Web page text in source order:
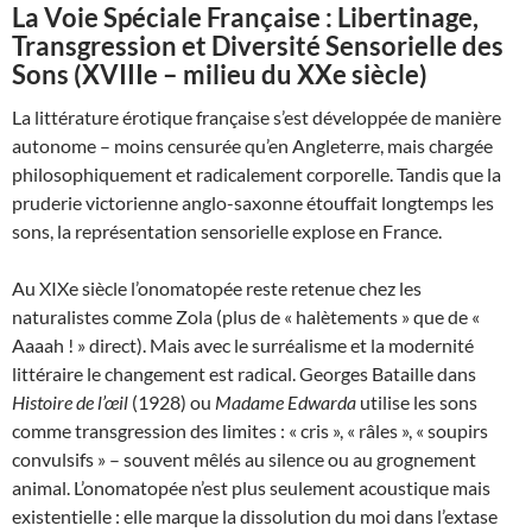
La Voie Spéciale Française : Libertinage,
Transgression et Diversité Sensorielle des
Sons (XVIIIe – milieu du XXe siècle)
La littérature érotique française s’est développée de manière
autonome – moins censurée qu’en Angleterre, mais chargée
philosophiquement et radicalement corporelle. Tandis que la
pruderie victorienne anglo-saxonne étouffait longtemps les
sons, la représentation sensorielle explose en France.
Au XIXe siècle l’onomatopée reste retenue chez les
naturalistes comme Zola (plus de « halètements » que de «
Aaaah ! » direct). Mais avec le surréalisme et la modernité
littéraire le changement est radical. Georges Bataille dans
Histoire de l’œil (1928) ou Madame Edwarda utilise les sons
comme transgression des limites : « cris », « râles », « soupirs
convulsifs » – souvent mêlés au silence ou au grognement
animal. L’onomatopée n’est plus seulement acoustique mais
existentielle : elle marque la dissolution du moi dans l’extase